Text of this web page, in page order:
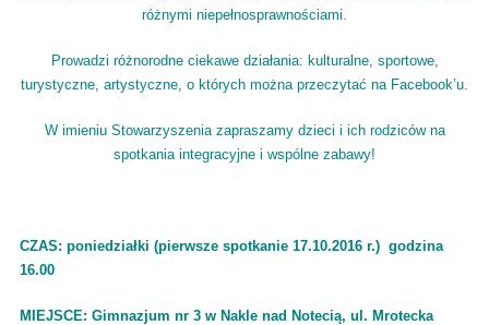
różnymi niepełnosprawnościami.
Prowadzi różnorodne ciekawe działania: kulturalne, sportowe,
turystyczne, artystyczne, o których można przeczytać na Facebook’u.
W imieniu Stowarzyszenia zapraszamy dzieci i ich rodziców na
spotkania integracyjne i wspólne zabawy!
CZAS: poniedziałki (pierwsze spotkanie 17.10.2016 r.) godzina
16.00
MIEJSCE: Gimnazjum nr 3 w Nakle nad Notecią, ul. Mrotecka